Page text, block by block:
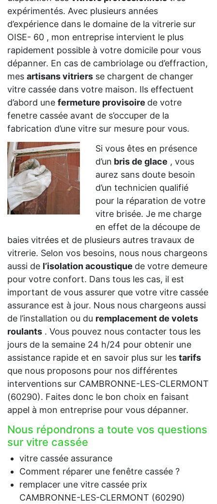
expérimentés. Avec plusieurs années
d’expérience dans le domaine de la vitrerie sur
OISE- 60 , mon entreprise intervient le plus
rapidement possible à votre domicile pour vous
dépanner. En cas de cambriolage ou d’effraction,
mes artisans vitriers se chargent de changer
vitre cassée dans votre maison. Ils effectuent
d’abord une fermeture provisoire de votre
fenetre cassée avant de s’occuper de la
fabrication d’une vitre sur mesure pour vous.
Si vous êtes en présence
d’un bris de glace , vous
aurez sans doute besoin
d’un technicien qualifié
pour la réparation de votre
vitre brisée. Je me charge
en effet de la découpe de
baies vitrées et de plusieurs autres travaux de
vitrerie. Selon vos besoins, nous nous chargeons
aussi de l’isolation acoustique de votre demeure
pour votre confort. Dans tous les cas, il est
important de vous assurer que votre vitre cassée
assurance est à jour. Nous nous chargeons aussi
de l’installation ou du remplacement de volets
roulants . Vous pouvez nous contacter tous les
jours de la semaine 24 h/24 pour obtenir une
assistance rapide et en savoir plus sur les tarifs
que nous proposons pour nos différentes
interventions sur CAMBRONNE-LES-CLERMONT
(60290). Faites donc le bon choix en faisant
appel à mon entreprise pour vous dépanner.
Nous répondrons a toute vos questions
sur vitre cassée
vitre cassée assurance
Comment réparer une fenêtre cassée ?
remplacer une vitre cassée prix
CAMBRONNE-LES-CLERMONT (60290)